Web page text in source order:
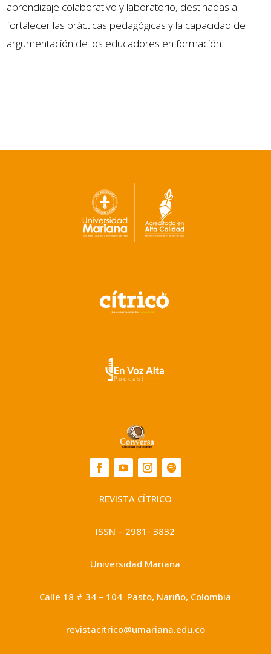
aprendizaje colaborativo y laboratorio, destinadas a
fortalecer las prácticas pedagógicas y la capacidad de
argumentación de los educadores en formación.
REVISTA CÍTRICO
ISSN – 2981- 3832
Universidad Mariana
Calle 18 # 34 – 104 Pasto, Nariño, Colombia
revistacitrico@umariana.edu.co